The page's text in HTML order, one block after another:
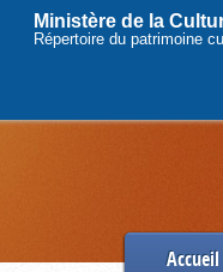
Ministère de la
Répertoire du patrimoine
Accueil